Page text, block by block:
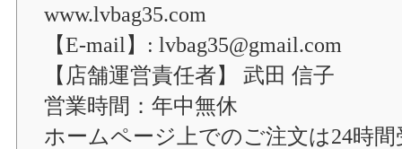
www.lvbag35.com
【E-mail】: lvbag35@gmail.com
【店舗運営責任者】 武田 信子
営業時間：年中無休
ホームページ上でのご注文は24時